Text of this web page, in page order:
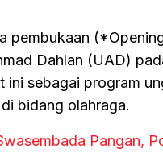
pembukaan
Dahlan (UAD)
ini sebagai program
bidang olahraga.
Pangan,